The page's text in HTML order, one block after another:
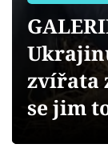
Videa
Sledujte
zvířata
se jim